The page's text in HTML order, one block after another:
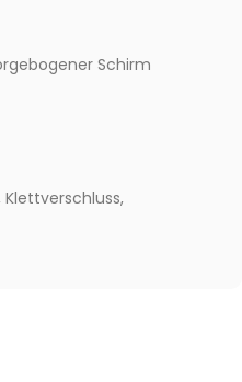
Schirm
Klettverschluss,